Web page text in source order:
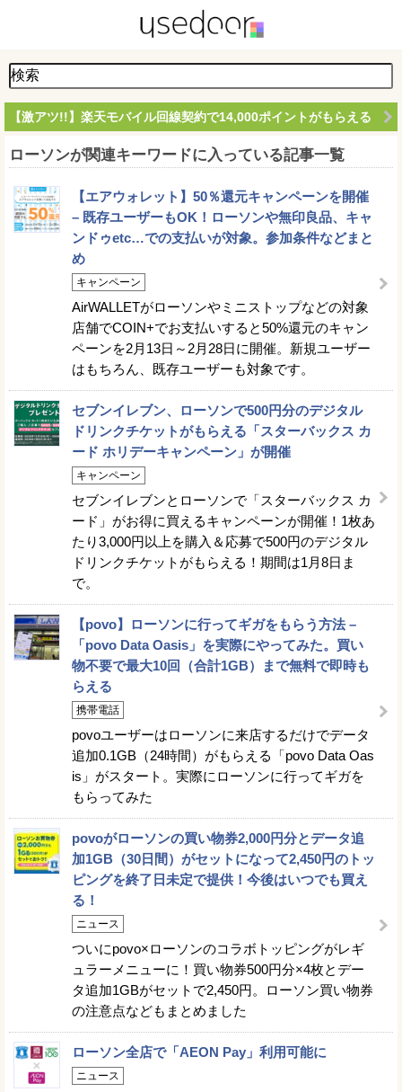
【激アツ!!】楽天モバイル回線契約で14,000ポイントがもらえる
ローソンが関連キーワードに入っている記事一覧
【エアウォレット】50％還元キャンペーンを開催
– 既存ユーザーもOK！ローソンや無印良品、キャ
ンドゥetc…での支払いが対象。参加条件などまと
め
キャンペーン
AirWALLETがローソンやミニストップなどの対象
店舗でCOIN+でお支払いすると50%還元のキャン
ペーンを2月13日～2月28日に開催。新規ユーザー
はもちろん、既存ユーザーも対象です。
セブンイレブン、ローソンで500円分のデジタル
ドリンクチケットがもらえる「スターバックス カ
ード ホリデーキャンペーン」が開催
キャンペーン
セブンイレブンとローソンで「スターバックス カ
ード」がお得に買えるキャンペーンが開催！1枚あ
たり3,000円以上を購入＆応募で500円のデジタル
ドリンクチケットがもらえる！期間は1月8日ま
で。
【povo】ローソンに行ってギガをもらう方法 –
「povo Data Oasis」を実際にやってみた。買い
物不要で最大10回（合計1GB）まで無料で即時も
らえる
携帯電話
povoユーザーはローソンに来店するだけでデータ
追加0.1GB（24時間）がもらえる「povo Data Oas
is」がスタート。実際にローソンに行ってギガを
もらってみた
povoがローソンの買い物券2,000円分とデータ追
加1GB（30日間）がセットになって2,450円のトッ
ピングを終了日未定で提供！今後はいつでも買え
る！
ニュース
ついにpovo×ローソンのコラボトッピングがレギ
ュラーメニューに！買い物券500円分×4枚とデー
タ追加1GBがセットで2,450円。ローソン買い物券
の注意点などもまとめました
ローソン全店で「AEON Pay」利用可能に
ニュース